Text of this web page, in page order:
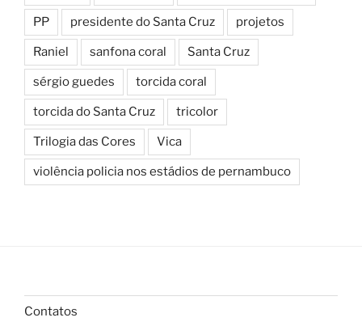
PP presidente do Santa Cruz projetos
Raniel sanfona coral Santa Cruz
sérgio guedes torcida coral
torcida do Santa Cruz tricolor
Trilogia das Cores Vica
violência policia nos estádios de pernambuco
Contatos